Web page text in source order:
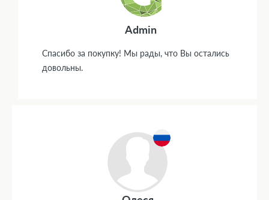
Admin
Спасибо за покупку! Мы рады, что Вы остались
довольны.